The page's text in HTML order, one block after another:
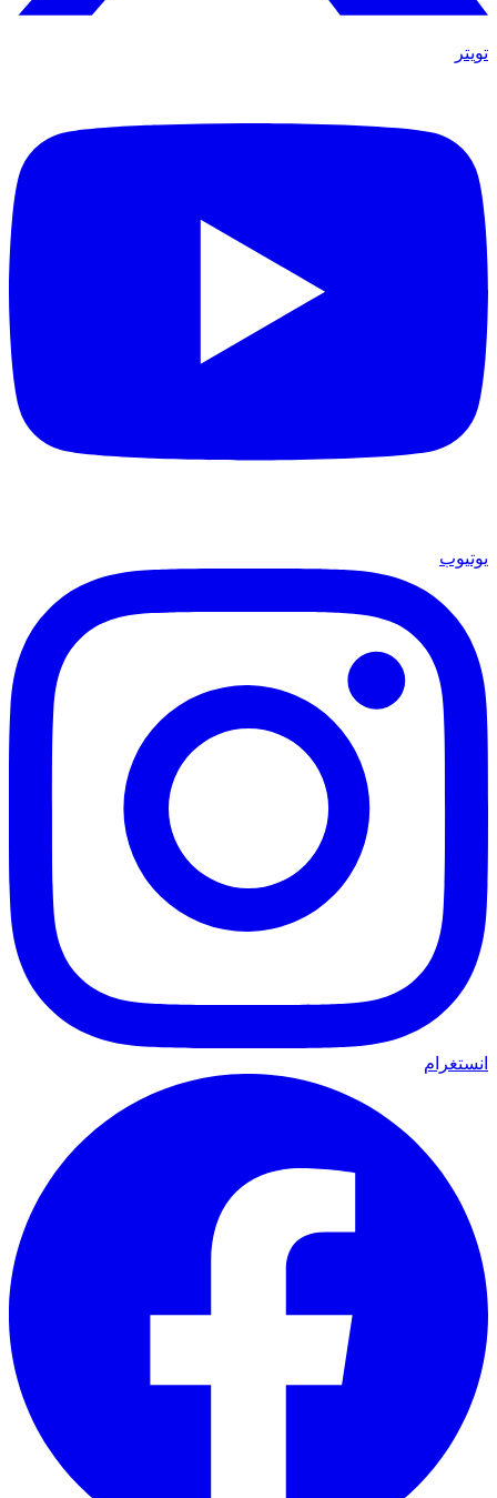
تويتر
يوتيوب
انستغرام